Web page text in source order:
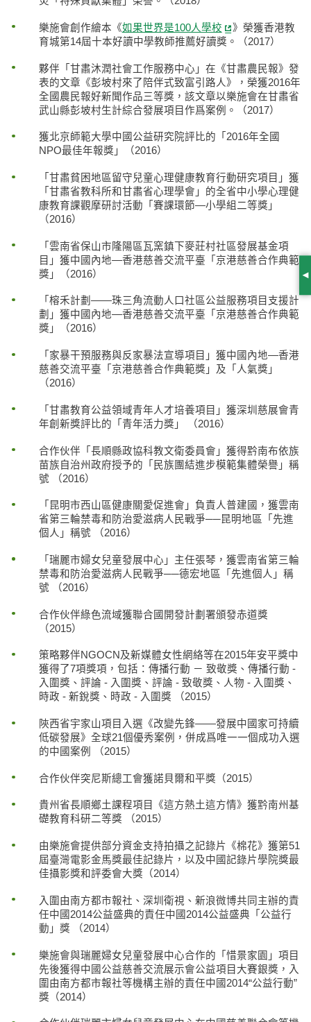
樂施會創作繪本《如果世界是100人學校
》榮獲香港教
育城第14屆十本好讀中學教師推薦好讀獎。（2017）
夥伴「甘肅沐潤社會工作服務中心」在《甘肅農民報》發
表的文章《彭坡村來了陪伴式致富引路人》，榮獲2016年
全國農民報好新聞作品三等獎，該文章以樂施會在甘肅省
武山縣彭坡村生計綜合發展項目作爲案例。（2017）
獲北京師範大學中國公益研究院評比的「2016年全國
NPO最佳年報獎」（2016）
「甘肅貧困地區留守兒童心理健康教育行動研究項目」獲
「甘肅省教科所和甘肅省心理學會」的全省中小學心理健
康教育課觀摩研討活動「賽課環節—小學組二等獎」
（2016）
「雲南省保山市隆陽區瓦窯鎮下麥莊村社區發展基金項
目」獲中國內地—香港慈善交流平臺「京港慈善合作典範
獎」（2016）
「榕禾計劃——珠三角流動人口社區公益服務項目支援計
劃」獲中國內地—香港慈善交流平臺「京港慈善合作典範
獎」（2016）
「家暴干預服務與反家暴法宣導項目」獲中國內地—香港
慈善交流平臺「京港慈善合作典範獎」及「人氣獎」
（2016）
「甘肅教育公益領域青年人才培養項目」獲深圳慈展會青
年創新獎評比的「青年活力獎」 （2016）
合作伙伴「長順縣政協科教文衛委員會」獲得黔南布依族
苗族自治州政府授予的「民族團結進步模範集體榮譽」稱
號 （2016）
「昆明市西山區健康關愛促進會」負責人普建國，獲雲南
省第三輪禁毒和防治愛滋病人民戰爭──昆明地區「先進
個人」稱號 （2016）
「瑞麗市婦女兒童發展中心」主任張琴，獲雲南省第三輪
禁毒和防治愛滋病人民戰爭──德宏地區「先進個人」稱
號 （2016）
合作伙伴綠色流域獲聯合國開發計劃署頒發赤道獎
（2015）
策略夥伴NGOCN及新媒體女性網絡等在2015年安平獎中
獲得了7項獎項，包括：傳播行動 － 致敬獎、傳播行動 -
入圍獎、評論 - 入圍獎、評論 - 致敬獎、人物 - 入圍獎、
時政 - 新銳獎、時政 - 入圍獎 （2015）
陝西省宇家山項目入選《改變先鋒——發展中國家可持續
低碳發展》全球21個優秀案例，併成爲唯一一個成功入選
的中國案例 （2015）
合作伙伴突尼斯總工會獲諾貝爾和平獎（2015）
貴州省長順鄉土課程項目《這方熱土這方情》獲黔南州基
礎教育科研二等獎 （2015）
由樂施會提供部分資金支持拍攝之記錄片《棉花》獲第51
屆臺灣電影金馬獎最佳記錄片，以及中國記錄片學院獎最
佳攝影獎和評委會大獎（2014）
入圍由南方都市報社、深圳衛視、新浪微博共同主辦的責
任中國2014公益盛典的責任中國2014公益盛典「公益行
動」獎 （2014）
樂施會與瑞麗婦女兒童發展中心合作的「惜景家園」項目
先後獲得中國公益慈善交流展示會公益項目大賽銀獎，入
圍由南方都市報社等機構主辦的責任中國2014“公益行動”
獎（2014）